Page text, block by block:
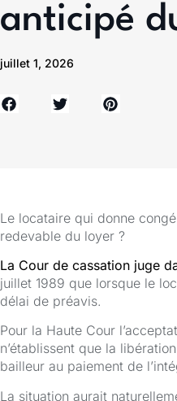
anticipé
juillet 1, 2026
Le locataire qui donne
redevable du loyer ?
La Cour de cassation juge
juillet 1989 que lorsque le
délai de préavis.
Pour la Haute Cour
n’établissent que la
bailleur au paiement de
La situation aurait